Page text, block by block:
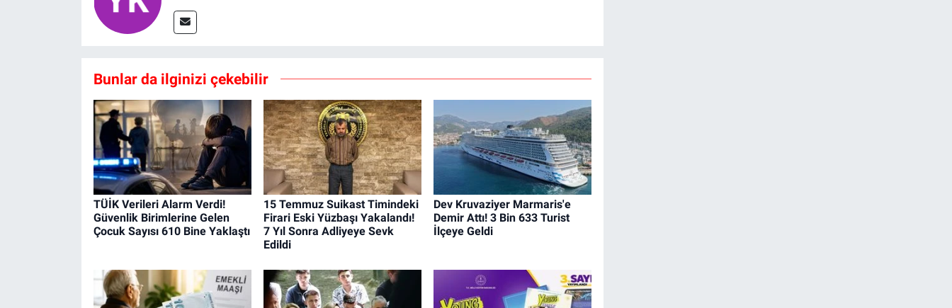
Bunlar da ilginizi çekebilir
TÜİK Verileri Alarm Verdi!
Güvenlik Birimlerine Gelen
Çocuk Sayısı 610 Bine Yaklaştı
15 Temmuz Suikast Timindeki
Firari Eski Yüzbaşı Yakalandı!
7 Yıl Sonra Adliyeye Sevk
Edildi
Dev Kruvaziyer Marmaris'e
Demir Attı! 3 Bin 633 Turist
İlçeye Geldi